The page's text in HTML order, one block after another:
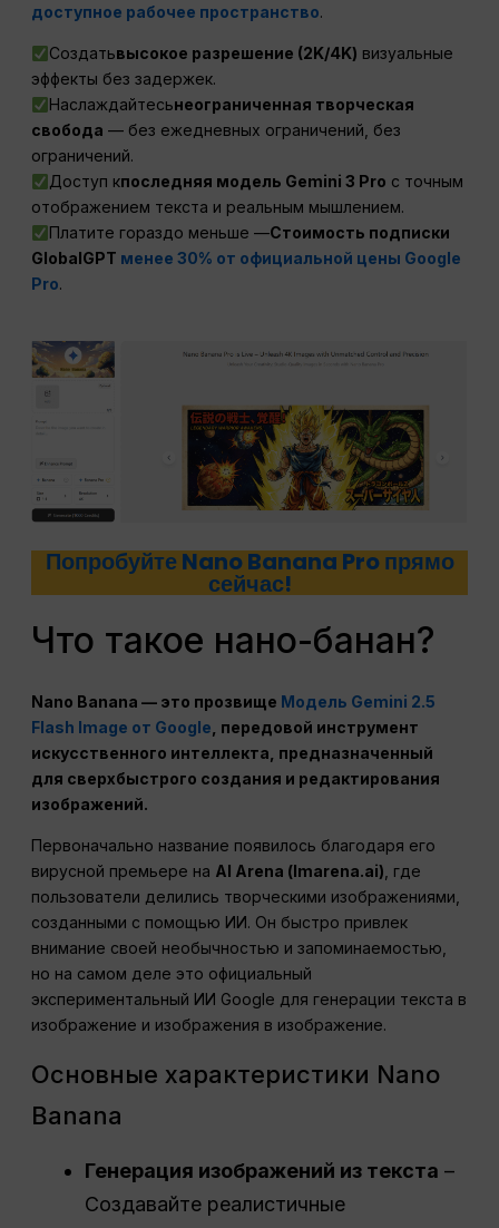
доступное рабочее пространство.
Создатьвысокое разрешение (2K/4K) визуальные
эффекты без задержек.
Наслаждайтесьнеограниченная творческая
свобода — без ежедневных ограничений, без
ограничений.
Доступ кпоследняя модель Gemini 3 Pro с точным
отображением текста и реальным мышлением.
Платите гораздо меньше —Стоимость подписки
GlobalGPT менее 30% от официальной цены Google
Pro.
Попробуйте Nano Banana Pro прямо
сейчас!
Что такое нано-банан?
Nano Banana — это прозвище Модель Gemini 2.5
Flash Image от Google , передовой инструмент
искусственного интеллекта, предназначенный
для сверхбыстрого создания и редактирования
изображений.
Первоначально название появилось благодаря его
вирусной премьере на AI Arena (lmarena.ai) , где
пользователи делились творческими изображениями,
созданными с помощью ИИ. Он быстро привлек
внимание своей необычностью и запоминаемостью,
но на самом деле это официальный
экспериментальный ИИ Google для генерации текста в
изображение и изображения в изображение.
Основные характеристики Nano
Banana
Генерация изображений из текста –
Создавайте реалистичные